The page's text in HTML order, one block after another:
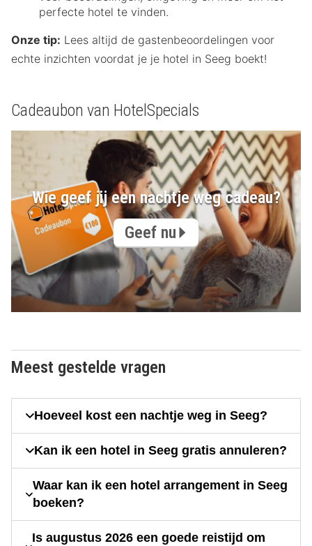
perfecte hotel te vinden.
Onze tip: Lees altijd de gastenbeoordelingen voor
echte inzichten voordat je je hotel in Seeg boekt!
Cadeaubon van HotelSpecials
Wie geef jij een nachtje weg cadeau?
Geef nu
Meest gestelde vragen
Hoeveel kost een nachtje weg in Seeg?
Kan ik een hotel in Seeg gratis annuleren?
Waar kan ik een hotel arrangement in Seeg
boeken?
Is augustus 2026 een goede reistijd om